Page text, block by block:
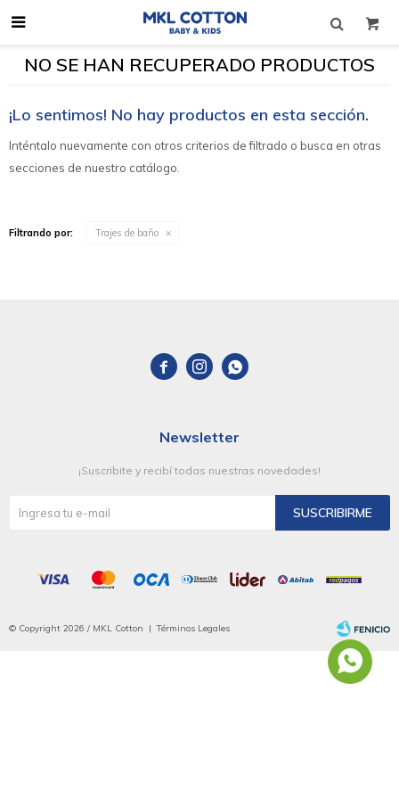

NO SE HAN RECUPERADO PRODUCTOS
¡Lo sentimos! No hay productos en esta sección.
Inténtalo nuevamente con otros criterios de filtrado o busca en otras
secciones de nuestro catálogo.
Filtrando por: Trajes de baño
  
Newsletter
¡Suscribite y recibí todas nuestras novedades!
SUSCRIBIRME
© Copyright 2026 / MKL Cotton |Términos Legales